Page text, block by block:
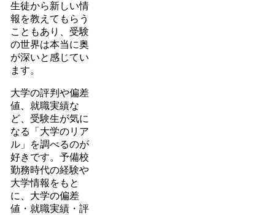
生徒から新しい情
報を教えてもらう
こともあり、受験
の世界は本当に奥
が深いと感じてい
ます。
大学の評判や偏差
値、就職実績な
ど、受験生が気に
なる「大学のリア
ル」を調べるのが
好きです。予備校
勤務時代の経験や
大学情報をもと
に、大学の偏差
値・就職実績・評